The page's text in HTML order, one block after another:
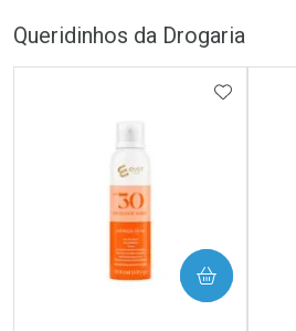
Queridinhos da Drogaria
COMPRAR